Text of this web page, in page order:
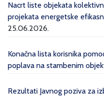
Nacrt liste objekata
projekata energetske
25.06.2026.
Konačna lista korisnika
poplava na stambenim
Rezultati Javnog poziva za